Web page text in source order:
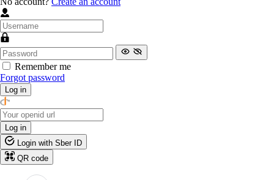
Remember me
Forgot password
Log in
Log in
Login with Sber ID
QR code